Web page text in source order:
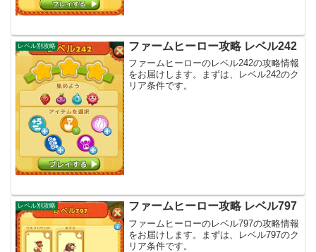
レベル別攻略 ファームヒーロー攻略 レベル242
ファームヒーローのレベル242の攻略情報
をお届けします。まずは、レベル242のク
リア条件です。
レベル別攻略 ファームヒーロー攻略 レベル797
ファームヒーローのレベル797の攻略情報
をお届けします。まずは、レベル797のク
リア条件です。